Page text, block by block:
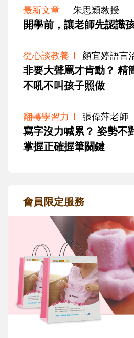
最新文章 朱思穎教授
開學前，讓老師先認識
從心談教養 顏宜婷語言
非要大聲罵才肯動？ 精
不吼不叫孩子照做
翻轉學習力 張偉萍老師
寫字沒力喊累？ 姿勢不
掌握正確握筆關鍵
會員限定服務